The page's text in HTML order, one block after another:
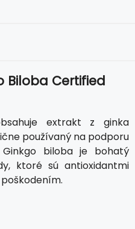
Biloba Certified
extrakt z ginka
používaný na podporu
biloba je bohatý
ktoré sú antioxidantmi